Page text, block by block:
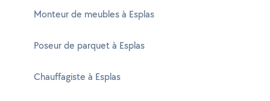
Monteur de meubles à Esplas
Poseur de parquet à Esplas
Chauffagiste à Esplas